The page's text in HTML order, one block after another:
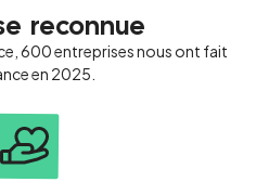
reconnue
600 entreprises nous ont fait
en 2025.